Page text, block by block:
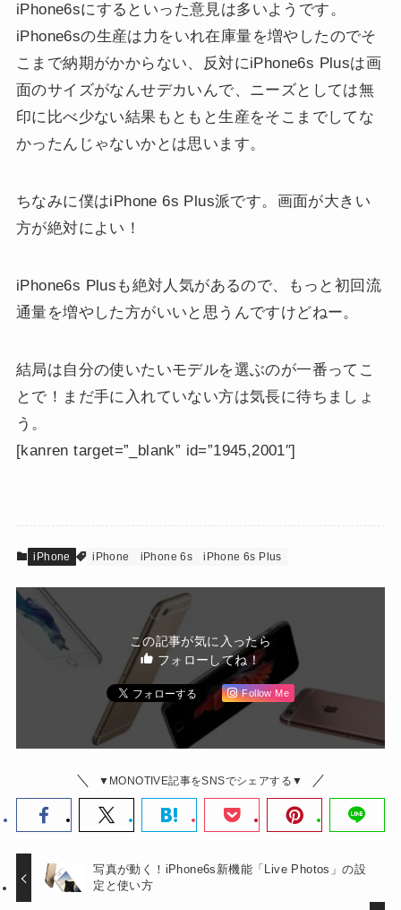
iPhone6sにするといった意見は多いようです。
iPhone6sの生産は力をいれ在庫量を増やしたのでそ
こまで納期がかからない、反対にiPhone6s Plusは画
面のサイズがなんせデカいんで、ニーズとしては無
印に比べ少ない結果もともと生産をそこまでしてな
かったんじゃないかとは思います。
ちなみに僕はiPhone 6s Plus派です。画面が大きい
方が絶対によい！
iPhone6s Plusも絶対人気があるので、もっと初回流
通量を増やした方がいいと思うんですけどねー。
結局は自分の使いたいモデルを選ぶのが一番ってこ
とで！まだ手に入れていない方は気長に待ちましょ
う。
[kanren target=”_blank” id=”1945,2001″]
iPhone iPhone iPhone 6s iPhone 6s Plus
この記事が気に入ったら
フォローしてね！
Follow Me
▼MONOTIVE記事をSNSでシェアする▼
写真が動く！iPhone6s新機能「Live Photos」の設
定と使い方